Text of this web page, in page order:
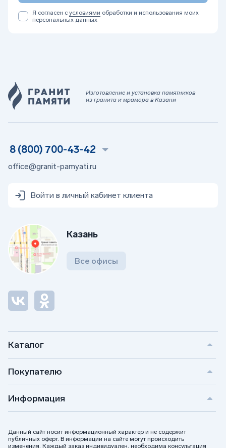
Я согласен с условиями обработки и использования моих
персональных данных
Изготовление и установка памятников
из гранита и мрамора в Казани
Каталог
Покупателю
Информация
Данный сайт носит информационный характер и не содержит
публичных оферт. В информации на сайте могут происходить
изменения. Каждый заказ индивидуален, необходима консультация
8 (800) 700-43-42
office@granit-pamyati.ru
Войти в личный кабинет клиента
Казань
Все офисы